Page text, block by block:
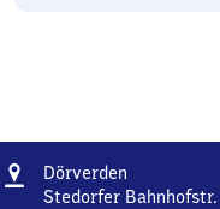
Adresse
Dörverden
Stedorfer